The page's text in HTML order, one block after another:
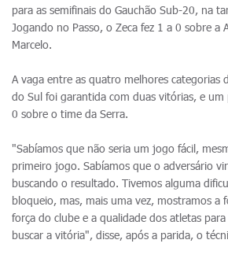
para as semifinais do Gauchão Sub-20, na
Jogando no Passo, o Zeca fez 1 a 0 sobre a
Marcelo.
A vaga entre as quatro melhores categorias
do Sul foi garantida com duas vitórias, e um
0 sobre o time da Serra.
"Sabíamos que não seria um jogo fácil,
primeiro jogo. Sabíamos que o adversário
buscando o resultado. Tivemos alguma
bloqueio, mas, mais uma vez, mostramos a
força do clube e a qualidade dos atletas
buscar a vitória", disse, após a parida, o